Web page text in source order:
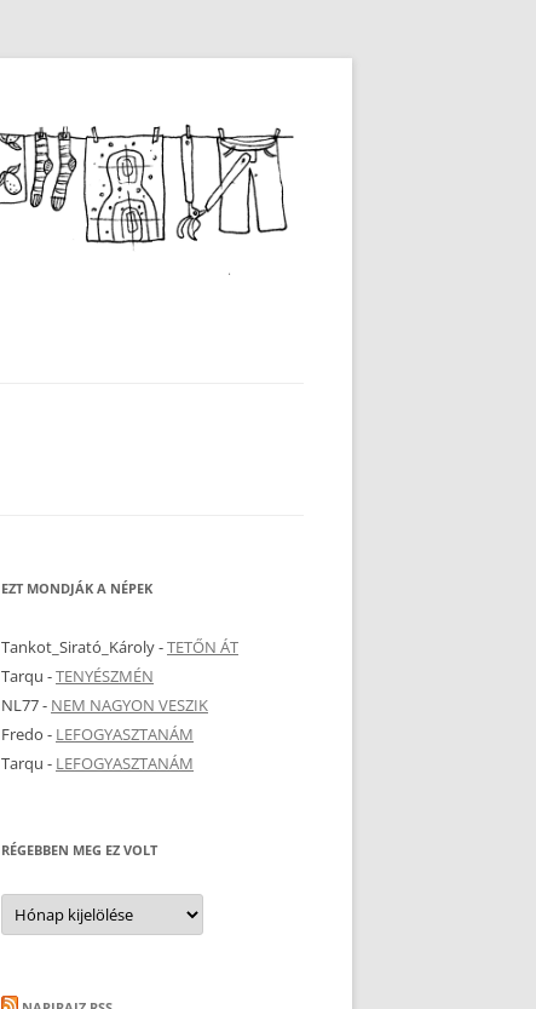
EZT MONDJÁK A NÉPEK
Tankot_Sirató_Károly-TETŐN ÁT
Tarqu -TENYÉSZMÉN
NL77- NEM NAGYON VESZIK
Fredo - LEFOGYASZTANÁM
Tarqu - LEFOGYASZTANÁM
RÉGEBBEN MEG EZ VOLT
Régebben
meg
ez